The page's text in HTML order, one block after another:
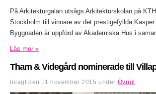
På Arkitekturgalan utsågs Arkitekturskolan på
Stockholm till vinnare av det prestigefyllda Kasper
Byggnaden är uppförd av Akademiska Hus i
Läs mer »
Tham & Videgård nominerade till
Inlagt den 11 november 2015 under Övrigt